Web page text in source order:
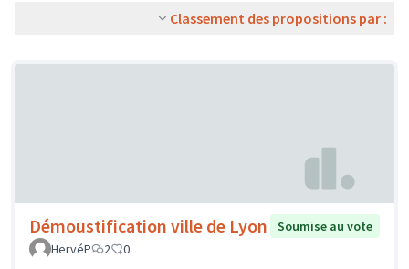
Classement des propositions par :
Démoustification ville de Lyon
Soumise au vote
HervéP
2 0